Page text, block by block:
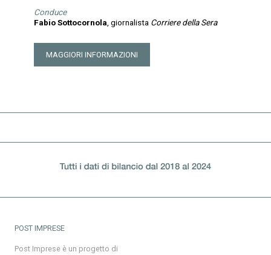
Conduce
Fabio Sottocornola , giornalista Corriere della Sera
MAGGIORI INFORMAZIONI
POST IMPRESE
Post Imprese è un progetto di